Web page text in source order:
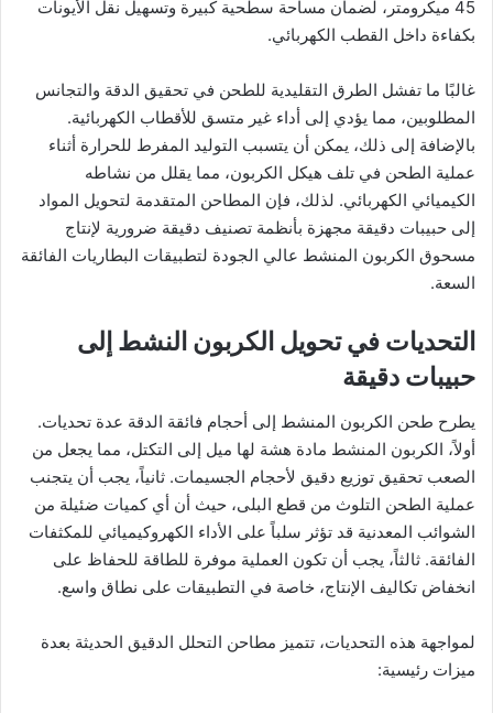
45 ميكرومتر، لضمان مساحة سطحية كبيرة وتسهيل نقل الأيونات
بكفاءة داخل القطب الكهربائي.
غالبًا ما تفشل الطرق التقليدية للطحن في تحقيق الدقة والتجانس
المطلوبين، مما يؤدي إلى أداء غير متسق للأقطاب الكهربائية.
بالإضافة إلى ذلك، يمكن أن يتسبب التوليد المفرط للحرارة أثناء
عملية الطحن في تلف هيكل الكربون، مما يقلل من نشاطه
الكيميائي الكهربائي. لذلك، فإن المطاحن المتقدمة لتحويل المواد
إلى حبيبات دقيقة مجهزة بأنظمة تصنيف دقيقة ضرورية لإنتاج
مسحوق الكربون المنشط عالي الجودة لتطبيقات البطاريات الفائقة
السعة.
التحديات في تحويل الكربون النشط إلى
حبيبات دقيقة
يطرح طحن الكربون المنشط إلى أحجام فائقة الدقة عدة تحديات.
أولاً، الكربون المنشط مادة هشة لها ميل إلى التكتل، مما يجعل من
الصعب تحقيق توزيع دقيق لأحجام الجسيمات. ثانياً، يجب أن يتجنب
عملية الطحن التلوث من قطع البلى، حيث أن أي كميات ضئيلة من
الشوائب المعدنية قد تؤثر سلباً على الأداء الكهروكيميائي للمكثفات
الفائقة. ثالثاً، يجب أن تكون العملية موفرة للطاقة للحفاظ على
انخفاض تكاليف الإنتاج، خاصة في التطبيقات على نطاق واسع.
لمواجهة هذه التحديات، تتميز مطاحن التحلل الدقيق الحديثة بعدة
ميزات رئيسية: